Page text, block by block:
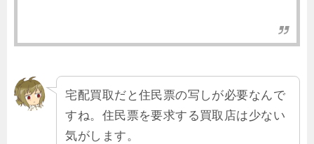
宅配買取だと住民票の写しが必要なんで
すね。住民票を要求する買取店は少ない
気がします。